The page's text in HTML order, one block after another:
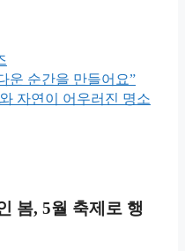
운 순간을 만들어요”
자연이 어우러진 명소
봄, 5월 축제로 행